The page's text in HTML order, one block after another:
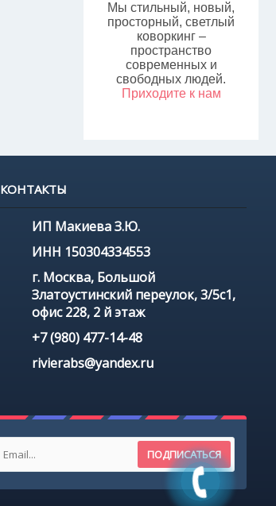
Мы стильный, новый,
просторный, светлый
коворкинг –
пространство
современных и
свободных людей.
Приходите к нам
КОНТАКТЫ
ИП Макиева З.Ю.
ИНН 150304334553
г. Москва, Большой
Златоустинский переулок, 3/5с1,
офис 228, 2 й этаж
+7 (980) 477-14-48
rivierabs@yandex.ru
ПОДПИСАТЬСЯ